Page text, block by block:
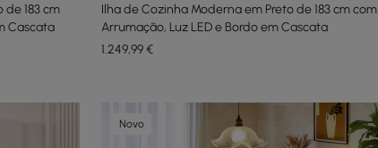
183 cm
Cascata
Ilha de Cozinha Moderna em Preto de 183 cm com
Arrumação, Luz LED e Bordo em Cascata
1.249,99€
Novo